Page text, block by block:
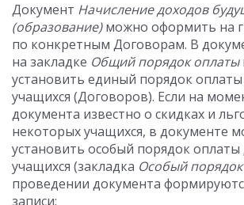
Документ Начисление доходов
(образование)можно оформить на
по конкретным Договорам. В
на закладке Общий порядок оплаты
установить единый порядок оплаты
учащихся (Договоров). Если на
документа известно о скидках и
некоторых учащихся, в документе
установить особый порядок оплаты
учащихся (закладка Особый
проведении документа
записи: